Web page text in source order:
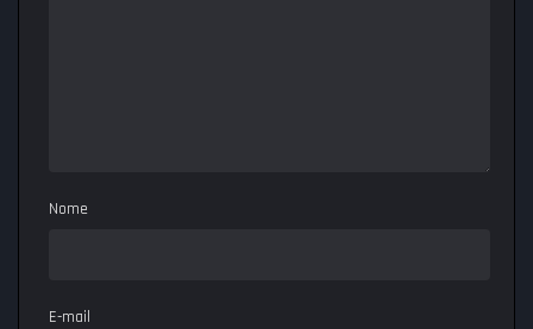
Nome
E-mail